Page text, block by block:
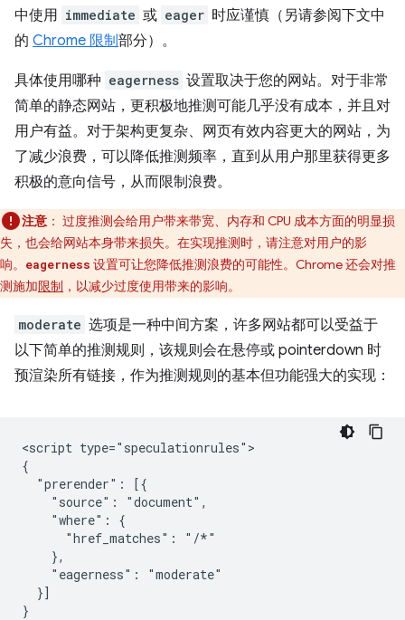
中使用 immediate 或 eager 时应谨慎（另请参阅下文中
的 Chrome 限制部分）。
具体使用哪种 eagerness 设置取决于您的网站。对于非常
简单的静态网站，更积极地推测可能几乎没有成本，并且对
用户有益。对于架构更复杂、网页有效内容更大的网站，为
了减少浪费，可以降低推测频率，直到从用户那里获得更多
积极的意向信号，从而限制浪费。
注意 ： 过度推测会给用户带来带宽、内存和 CPU 成本方面的明显损
失，也会给网站本身带来损失。在实现推测时，请注意对用户的影
响。
eagerness 设置可让您降低推测浪费的可能性。Chrome 还会对推
测施加限制 ，以减少过度使用带来的影响。
moderate 选项是一种中间方案，许多网站都可以受益于
以下简单的推测规则，该规则会在悬停或 pointerdown 时
预渲染所有链接，作为推测规则的基本但功能强大的实现：
<script type="speculationrules">
{
  "prerender": [{
    "source": "document",
    "where": {
      "href_matches": "/*"
    },
    "eagerness": "moderate"
  }]
}